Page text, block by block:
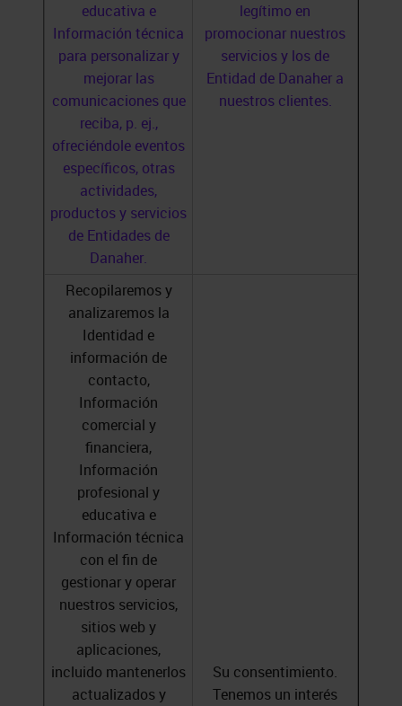
educativa e
Información técnica
para personalizar y
mejorar las
comunicaciones que
reciba, p. ej.,
ofreciéndole eventos
específicos, otras
actividades,
productos y servicios
de Entidades de
Danaher.
legítimo en
promocionar nuestros
servicios y los de
Entidad de Danaher a
nuestros clientes.
Recopilaremos y
analizaremos la
Identidad e
información de
contacto,
Información
comercial y
financiera,
Información
profesional y
educativa e
Información técnica
con el fin de
gestionar y operar
nuestros servicios,
sitios web y
aplicaciones,
incluido mantenerlos
actualizados y
Su consentimiento.
Tenemos un interés